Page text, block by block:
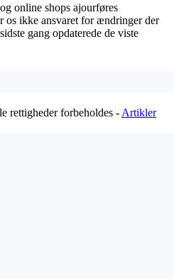
online shops ajourføres
os ikke ansvaret for ændringer der
gang opdaterede de viste
rettigheder forbeholdes - Artikler